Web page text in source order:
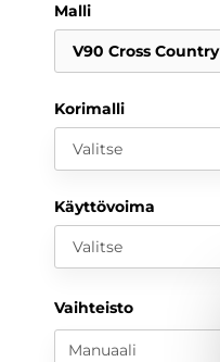
Malli
V90 Cross Country
Korimalli
Valitse
Käyttövoima
Valitse
Vaihteisto
Manuaali